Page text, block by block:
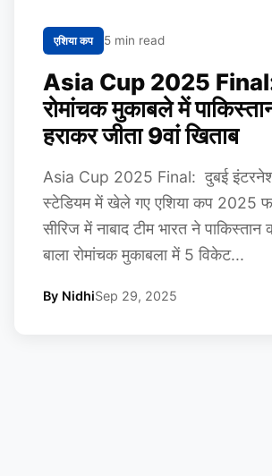
एशिया कप 5 min read
Asia Cup 2025 Final:
रोमांचक मुकाबले में
हराकर जीता 9वां खिताब
Asia Cup 2025 Final: दुबई
स्टेडियम में खेले गए एशिया कप 2025
सीरिज में नाबाद टीम भारत ने पाकिस्तान
बाला रोमांचक मुकाबला में 5 विकेट...
By NidhiSep 29, 2025